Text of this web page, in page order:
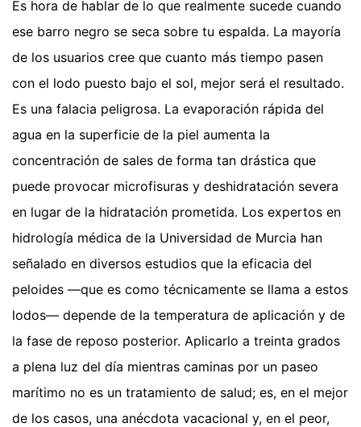
Es hora de hablar de lo que realmente sucede cuando
ese barro negro se seca sobre tu espalda. La mayoría
de los usuarios cree que cuanto más tiempo pasen
con el lodo puesto bajo el sol, mejor será el resultado.
Es una falacia peligrosa. La evaporación rápida del
agua en la superficie de la piel aumenta la
concentración de sales de forma tan drástica que
puede provocar microfisuras y deshidratación severa
en lugar de la hidratación prometida. Los expertos en
hidrología médica de la Universidad de Murcia han
señalado en diversos estudios que la eficacia del
peloides —que es como técnicamente se llama a estos
lodos— depende de la temperatura de aplicación y de
la fase de reposo posterior. Aplicarlo a treinta grados
a plena luz del día mientras caminas por un paseo
marítimo no es un tratamiento de salud; es, en el mejor
de los casos, una anécdota vacacional y, en el peor,